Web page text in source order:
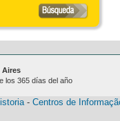
Aires
los 365 días del año
- Centros de